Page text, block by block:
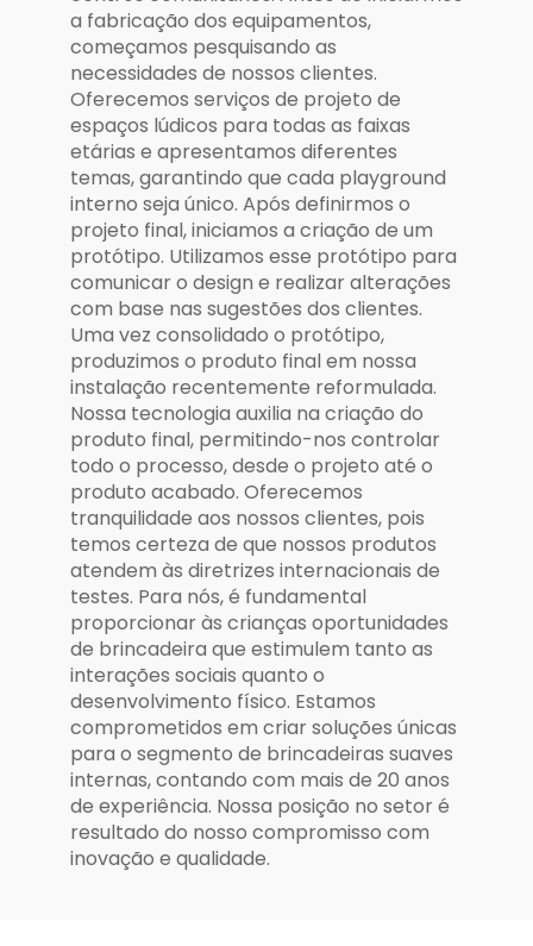
a fabricação dos equipamentos,
começamos pesquisando as
necessidades de nossos clientes.
Oferecemos serviços de projeto de
espaços lúdicos para todas as faixas
etárias e apresentamos diferentes
temas, garantindo que cada playground
interno seja único. Após definirmos o
projeto final, iniciamos a criação de um
protótipo. Utilizamos esse protótipo para
comunicar o design e realizar alterações
com base nas sugestões dos clientes.
Uma vez consolidado o protótipo,
produzimos o produto final em nossa
instalação recentemente reformulada.
Nossa tecnologia auxilia na criação do
produto final, permitindo-nos controlar
todo o processo, desde o projeto até o
produto acabado. Oferecemos
tranquilidade aos nossos clientes, pois
temos certeza de que nossos produtos
atendem às diretrizes internacionais de
testes. Para nós, é fundamental
proporcionar às crianças oportunidades
de brincadeira que estimulem tanto as
interações sociais quanto o
desenvolvimento físico. Estamos
comprometidos em criar soluções únicas
para o segmento de brincadeiras suaves
internas, contando com mais de 20 anos
de experiência. Nossa posição no setor é
resultado do nosso compromisso com
inovação e qualidade.